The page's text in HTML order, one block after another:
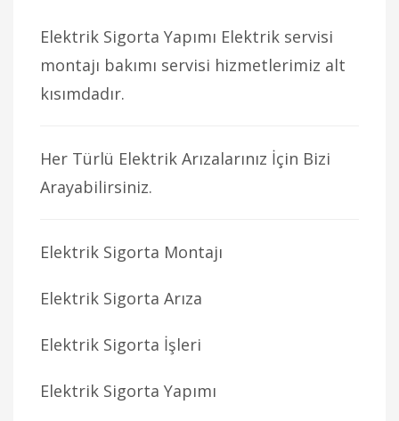
Elektrik Sigorta Yapımı Elektrik servisi
montajı bakımı servisi hizmetlerimiz alt
kısımdadır.
Her Türlü Elektrik Arızalarınız İçin Bizi
Arayabilirsiniz.
Elektrik Sigorta Montajı
Elektrik Sigorta Arıza
Elektrik Sigorta İşleri
Elektrik Sigorta Yapımı